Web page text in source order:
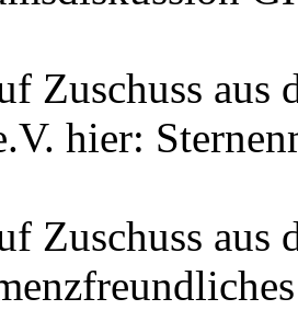
Zuschuss
hier:
Zuschuss aus